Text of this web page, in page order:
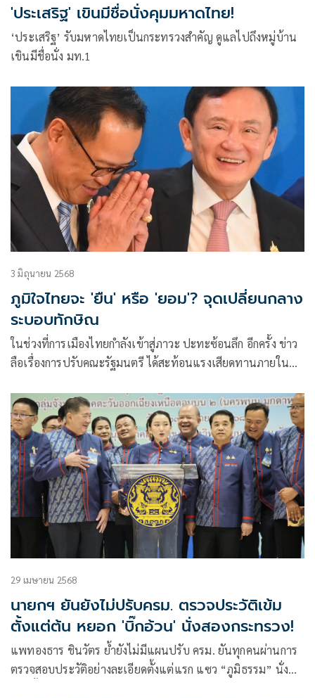
'ประเสริฐ' เขินมีชื่อนั่งคุมมหาดไทย!
‘ประเสริฐ’ รับมหาดไทยเป็นกระทรวงสำคัญ ดูแลไปถึงหมู่บ้าน
เขินมีชื่อนั่ง มท.1
3 มิถุนายน 2568
ภูมิใจไทยจะ 'ยืน' หรือ 'ยอม'? จุดเปลี่ยนกลาง
ระบอบทักษิณ
ในช่วงที่การเมืองไทยกำลังเข้าสู่ภาวะ ปะทะซ้อนลึก อีกครั้ง ข่าว
ลือเรื่องการปรับคณะรัฐมนตรี ได้สะท้อนแรงเสียดทานภายใน
29 เมษายน 2568
นายกฯ ยันยังไม่ปรับครม. ตรวจประวัติเข้ม
ตั้งแต่ต้น หยอก 'บิ๊กอ้วน' นั่งสองกระทรวง!
แพทองธาร ชินวัตร ย้ำยังไม่มีแผนปรับ ครม. ยันทุกคนผ่านการ
ตรวจสอบประวัติอย่างละเอียดตั้งแต่แรก แซว “ภูมิธรรม” นั่ง